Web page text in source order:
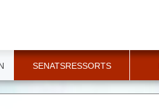
SENATSRESSORTS